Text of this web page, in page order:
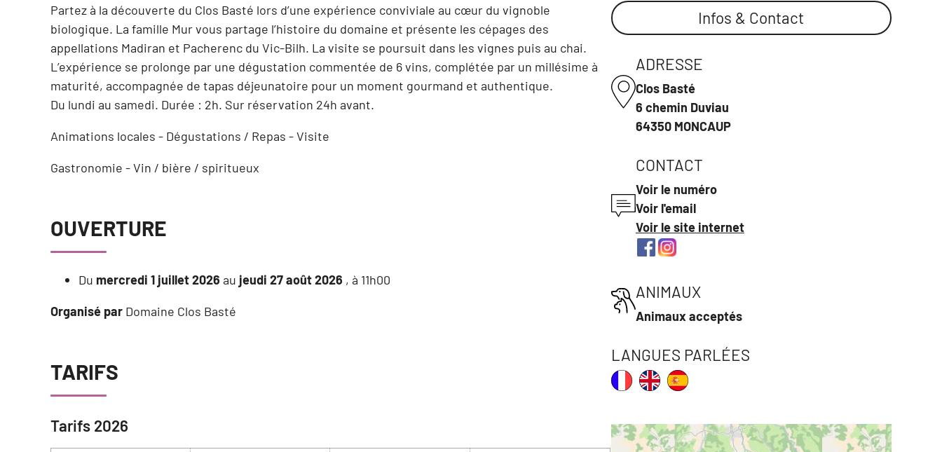
Partez à la découverte du Clos Basté lors d’une expérience conviviale au cœur du vignoble
biologique. La famille Mur vous partage l’histoire du domaine et présente les cépages des
appellations Madiran et Pacherenc du Vic-Bilh. La visite se poursuit dans les vignes puis au chai.
L’expérience se prolonge par une dégustation commentée de 6 vins, complétée par un millésime à
maturité, accompagnée de tapas déjeunatoire pour un moment gourmand et authentique.
Du lundi au samedi. Durée : 2h. Sur réservation 24h avant.
Animations locales - Dégustations / Repas - Visite
Gastronomie - Vin / bière / spiritueux
OUVERTURE
Du mercredi 1 juillet 2026 au jeudi 27 août 2026 , à 11h00
Organisé par Domaine Clos Basté
TARIFS
Tarifs 2026
Infos & Contact
ADRESSE
Clos Basté
6 chemin Duviau
64350 MONCAUP
CONTACT
Voir le numéro
Voir l'email
Voir le site internet
ANIMAUX
Animaux acceptés
LANGUES PARLÉES